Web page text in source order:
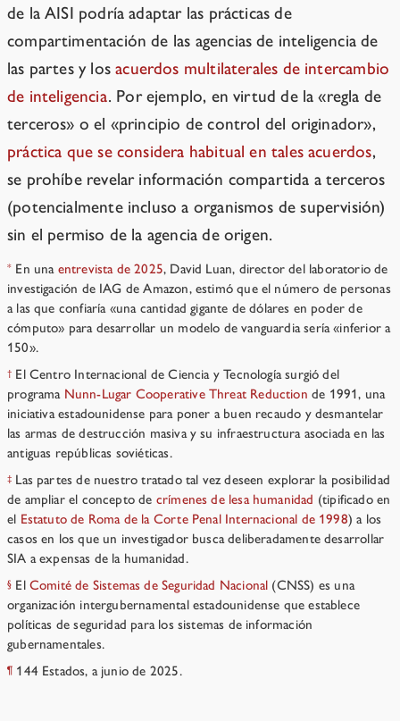
de la AISI podría adaptar las prácticas de
compartimentación de las agencias de inteligencia de
las partes y losacuerdos multilaterales de intercambio
de inteligencia. Por ejemplo, en virtud de la «regla de
terceros» o el «principio de control del originador»,
práctica que se considera habitual en tales acuerdos,
se prohíbe revelar información compartida a terceros
(potencialmente incluso a organismos de supervisión)
sin el permiso de la agencia de origen.
* En una entrevista de 2025, David Luan, director del laboratorio de
investigación de IAG de Amazon, estimó que el número de personas
a las que confiaría «una cantidad gigante de dólares en poder de
cómputo» para desarrollar un modelo de vanguardia sería «inferior a
150».
† El Centro Internacional de Ciencia y Tecnología surgió del
programa Nunn-Lugar Cooperative Threat Reduction de 1991, una
iniciativa estadounidense para poner a buen recaudo y desmantelar
las armas de destrucción masiva y su infraestructura asociada en las
antiguas repúblicas soviéticas.
‡ Las partes de nuestro tratado tal vez deseen explorar la posibilidad
de ampliar el concepto de crímenes de lesa humanidad (tipificado en
el Estatuto de Roma de la Corte Penal Internacional de 1998) a los
casos en los que un investigador busca deliberadamente desarrollar
SIA a expensas de la humanidad.
§ El Comité de Sistemas de Seguridad Nacional (CNSS) es una
organización intergubernamental estadounidense que establece
políticas de seguridad para los sistemas de información
gubernamentales.
¶ 144 Estados, a junio de 2025.